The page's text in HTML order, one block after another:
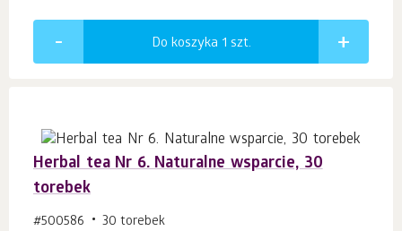
Do koszyka 1 szt.
Herbal tea Nr 6. Naturalne wsparcie, 30
torebek
#500586 30 torebek